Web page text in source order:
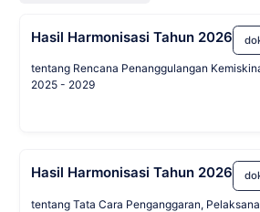
Hasil Harmonisasi Tahun 2026
tentang Rencana Penanggulangan
2025 - 2029
Hasil Harmonisasi Tahun 2026
tentang Tata Cara Penganggaran,